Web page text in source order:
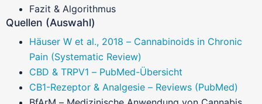
Fazit & Algorithmus
Quellen (Auswahl)
Häuser W et al., 2018 – Cannabinoids in Chronic
Pain (Systematic Review)
CBD & TRPV1 – PubMed-Übersicht
CB1-Rezeptor & Analgesie – Reviews (PubMed)